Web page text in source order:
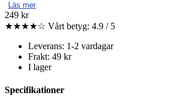
Läs mer
249 kr
★★★★☆ Vårt betyg: 4.9 / 5
Leverans: 1-2 vardagar
Frakt: 49 kr
I lager
Specifikationer